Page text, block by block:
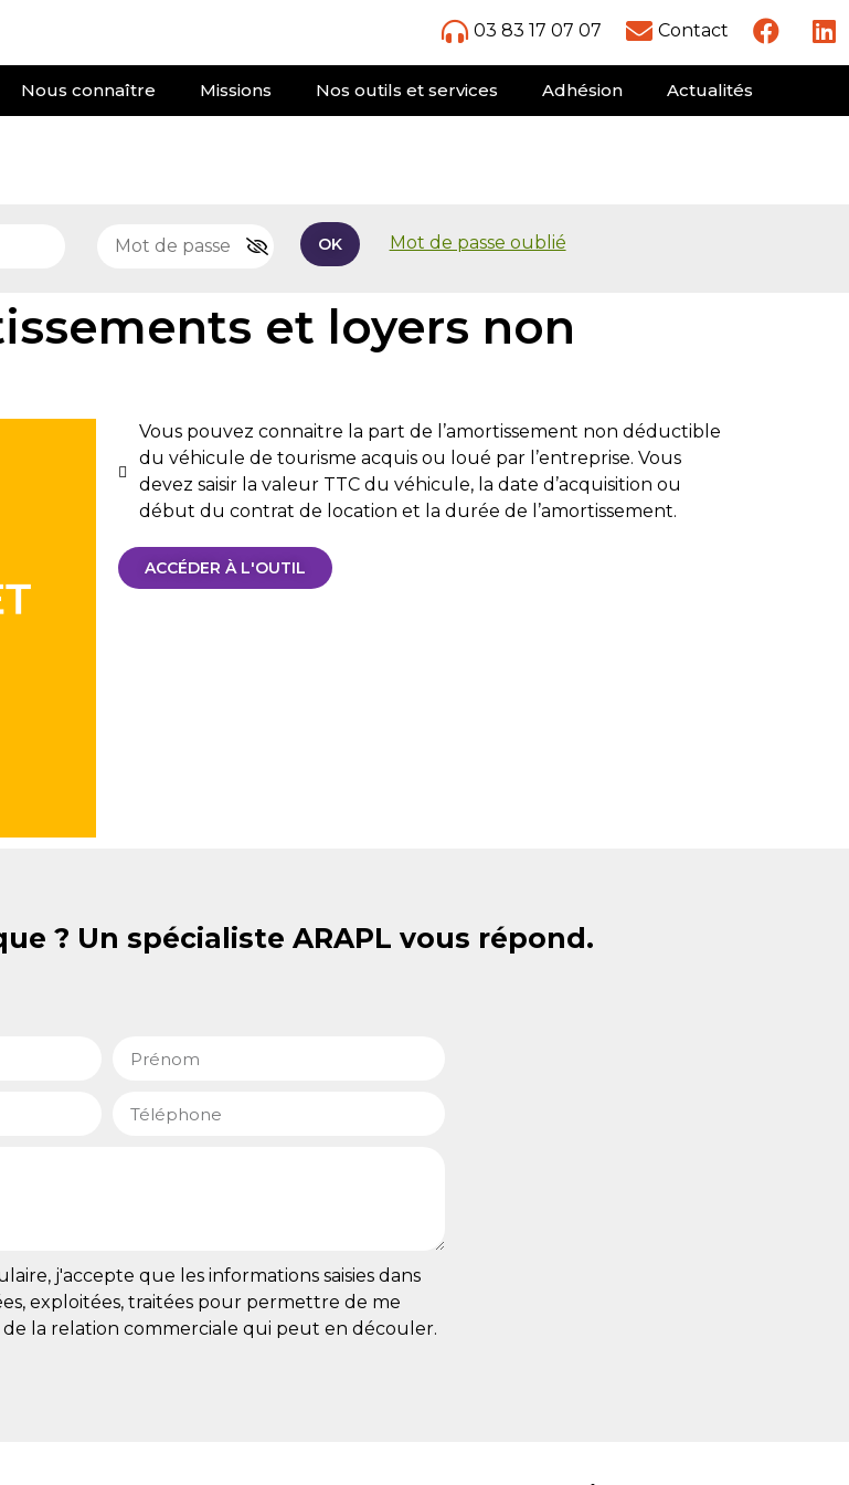
03 83 17 07 07 Contact
Nous connaître Missions Nos outils et services Adhésion Actualités
OK Mot de passe oublié
et loyers non
Vous pouvez connaitre la part de l’amortissement non déductible
du véhicule de tourisme acquis ou loué par l’entreprise. Vous
devez saisir la valeur TTC du véhicule, la date d’acquisition ou
début du contrat de location et la durée de l’amortissement.
ACCÉDER À L'OUTIL
? Un spécialiste ARAPL vous répond.
j'accepte que les informations saisies dans
exploitées, traitées pour permettre de me
la relation commerciale qui peut en découler.